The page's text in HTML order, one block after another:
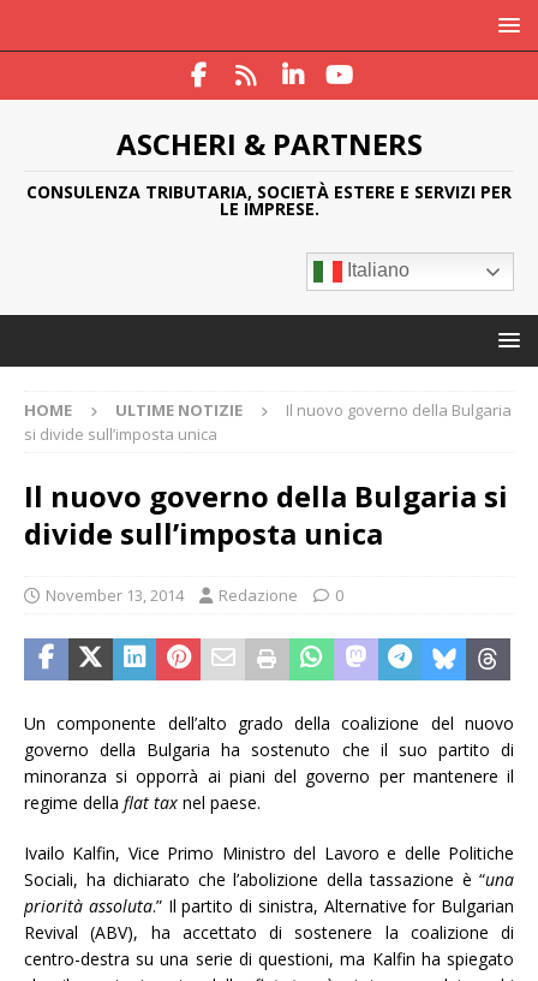
ASCHERI & PARTNERS
CONSULENZA TRIBUTARIA, SOCIETÀ ESTERE E SERVIZI PER
LE IMPRESE.
Italiano
HOME ULTIME NOTIZIE
Il nuovo governo della Bulgaria
si divide sull’imposta unica
Il nuovo governo della Bulgaria si
divide sull’imposta unica
November 13, 2014 Redazione 0
Un componente dell’alto grado della coalizione del nuovo
governo della Bulgaria ha sostenuto che il suo partito di
minoranza si opporrà ai piani del governo per mantenere il
regime della flat tax nel paese.
Ivailo Kalfin, Vice Primo Ministro del Lavoro e delle Politiche
Sociali, ha dichiarato che l’abolizione della tassazione è “una
priorità assoluta.” Il partito di sinistra, Alternative for Bulgarian
Revival (ABV), ha accettato di sostenere la coalizione di
centro-destra su una serie di questioni, ma Kalfin ha spiegato